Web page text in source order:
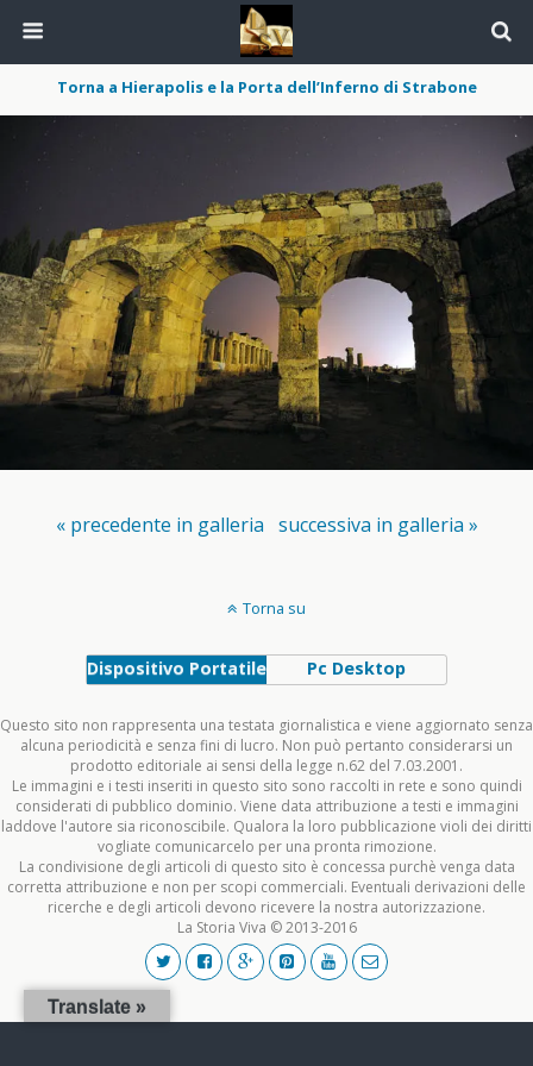
Torna a Hierapolis e la Porta dell’Inferno di Strabone
« precedente in galleria successiva in galleria »
Torna su
Dispositivo Portatile Pc Desktop
Questo sito non rappresenta una testata giornalistica e viene aggiornato senza
alcuna periodicità e senza fini di lucro. Non può pertanto considerarsi un
prodotto editoriale ai sensi della legge n.62 del 7.03.2001.
Le immagini e i testi inseriti in questo sito sono raccolti in rete e sono quindi
considerati di pubblico dominio. Viene data attribuzione a testi e immagini
laddove l'autore sia riconoscibile. Qualora la loro pubblicazione violi dei diritti
vogliate comunicarcelo per una pronta rimozione.
La condivisione degli articoli di questo sito è concessa purchè venga data
corretta attribuzione e non per scopi commerciali. Eventuali derivazioni delle
ricerche e degli articoli devono ricevere la nostra autorizzazione.
La Storia Viva © 2013-2016
Translate »